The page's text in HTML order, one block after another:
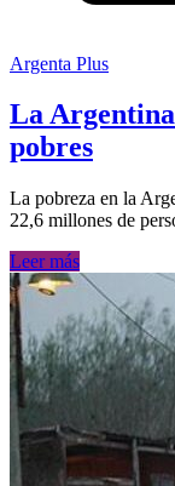
Argenta Plus
La Argentina
pobres
La pobreza en la
22,6 millones de
Leer más